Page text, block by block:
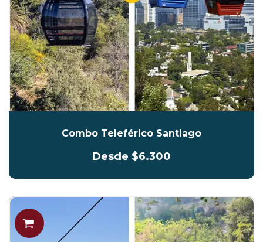
Combo Teleférico Santiago
Desde $6.300